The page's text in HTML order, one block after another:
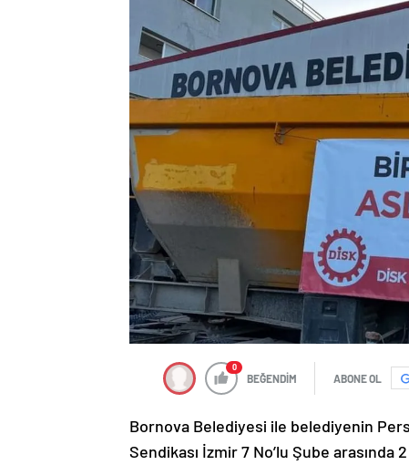
0
BEĞENDİM ABONE OL
Bornova Belediyesi ile belediyenin
Sendikası İzmir 7 No’lu Şube